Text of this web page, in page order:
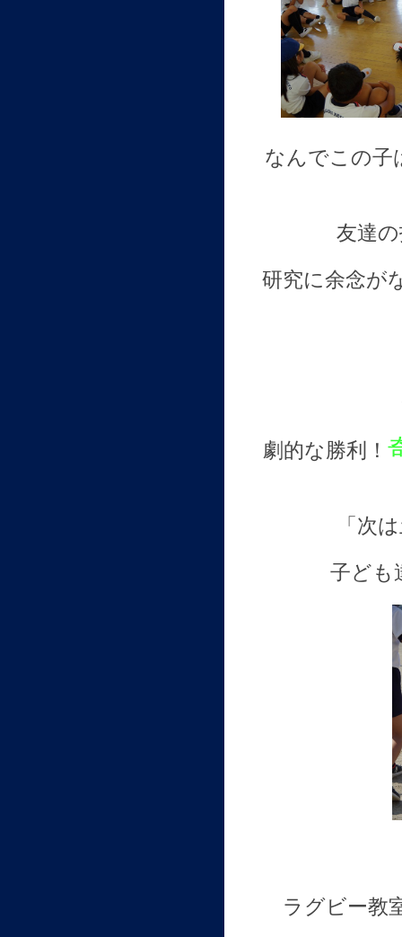
なんでこの子
友達
研究に余念が
劇的な勝利！
「次
子ども
ラグビー教